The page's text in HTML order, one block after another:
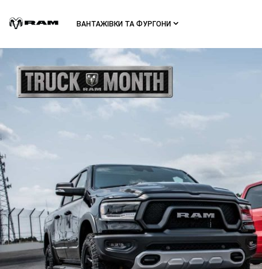
До
ВАНТАЖІВКИ ТА ФУРГОНИ
Navigation